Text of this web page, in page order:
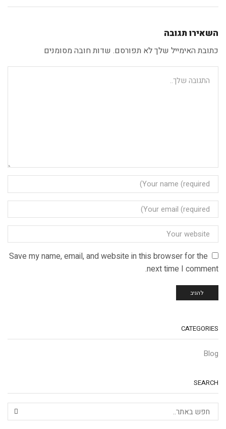
השאירו תגובה
כתובת האימייל שלך לא תפורסם. שדות חובה מסומנים
Save my name, email, and website in this browser for the
next time I comment.
CATEGORIES
Blog
SEARCH